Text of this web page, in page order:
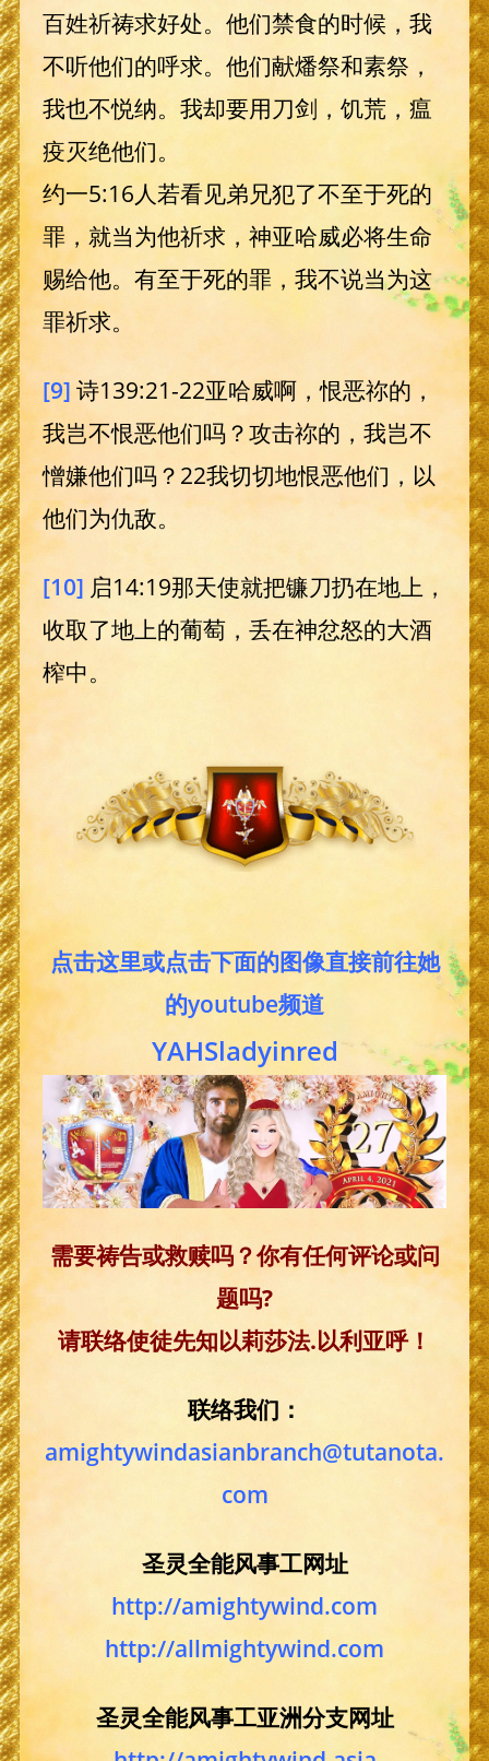
百姓祈祷求好处。他们禁食的时候，我
不听他们的呼求。他们献燔祭和素祭，
我也不悦纳。我却要用刀剑，饥荒，瘟
疫灭绝他们。
约一5:16人若看见弟兄犯了不至于死的
罪，就当为他祈求，神亚哈威必将生命
赐给他。有至于死的罪，我不说当为这
罪祈求。
[9] 诗139:21-22亚哈威啊，恨恶祢的，
我岂不恨恶他们吗？攻击祢的，我岂不
憎嫌他们吗？22我切切地恨恶他们，以
他们为仇敌。
[10] 启14:19那天使就把镰刀扔在地上，
收取了地上的葡萄，丢在神忿怒的大酒
榨中。
点击这里或点击下面的图像直接前往她
的youtube频道
YAHSladyinred
需要祷告或救赎吗？你有任何评论或问
题吗?
请联络使徒先知以莉莎法.以利亚呼！
联络我们：
amightywindasianbranch@tutanota.
com
圣灵全能风事工网址
http://amightywind.com
http://allmightywind.com
圣灵全能风事工亚洲分支网址